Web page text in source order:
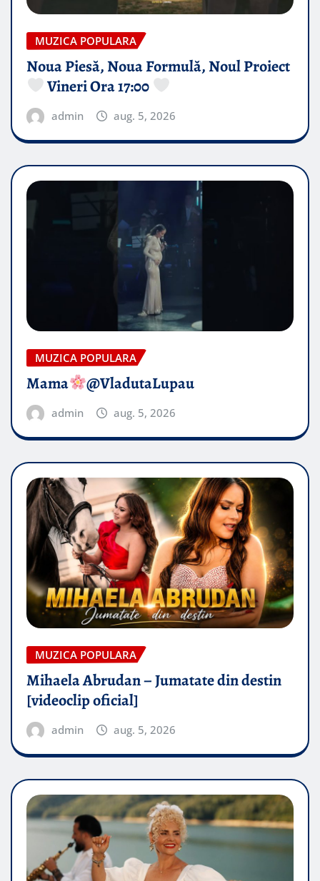
MUZICA POPULARA
Noua Piesă, Noua Formulă, Noul Proiect
Vineri Ora 17:00
admin aug. 5, 2026
MUZICA POPULARA
Mama @VladutaLupau
admin aug. 5, 2026
MUZICA POPULARA
Mihaela Abrudan – Jumatate din destin
[videoclip oficial]
admin aug. 5, 2026